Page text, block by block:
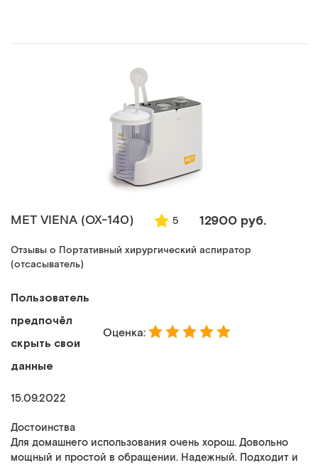
MET VIENA (ОХ-140) 5 12900 руб.
Отзывы о Портативный хирургический аспиратор
(отсасыватель)
Пользователь
предпочёл
скрыть свои
данные
Оценка:
15.09.2022
Достоинства
Для домашнего использования очень хорош. Довольно
мощный и простой в обращении. Надежный. Подходит и